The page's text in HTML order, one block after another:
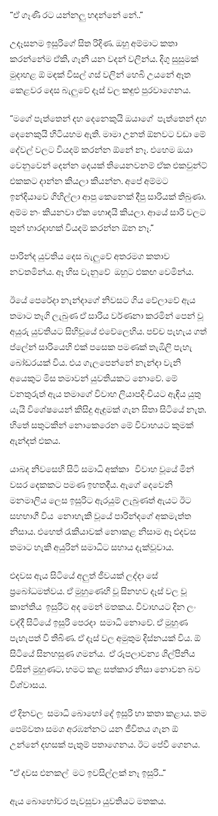
“ඒ ගෑණි රට යන්නලු හදන්නේ නේ..”
උදෑසනම ඉසුරිගේ සිත රිදිණ. ඔහු අම්මාට කතා
කරන්නේම ඒකි, ගෑනි යන වදන් වලින්ය. දිගු සුසුමක්
මුදාහළ ඕ මඳක් විසල් ගස් වලින් හෙබි උයනේ ඈත
කෙළවර දෙස බැලුවේ දෑස් වල කඳුළු පුරවාගෙනය.
“මගේ පැත්තෙන් දහ දෙනෙකුයි ඔයාගේ පැත්තෙන් දහ
දෙනෙකුයි හිටියහම ඇති. මාමා උනත් ඕනවට වඩා මේ
දේවල් වලට වියදම් කරන්න ඕනේ නෑ. එහෙම ඔයා
වෙනුවෙන් දෙන්න දෙයක් තියෙනවනම් ඒක එකවුන්ට්
එකකට දාන්න කියලා කියන්න. අපේ අම්මට
ඉන්දියාවෙ ගිහිල්ලා ආපු කෙනෙක් දීපු සාරියක් තිබුණා.
අම්ම නං කියනවා ඒක හොඳයි කියලා. ආයේ සාරි වලට
තුන් හාරදාහක් වියදම් කරන්න ඕන නෑ.”
පාරින්ද යුවතිය දෙස බැලුවේ අතරමග කතාව
නවතමින්ය. ඈ හිස වැනුවේ ඔහුට එකඟ වෙමින්ය.
ඊයේ පෙරේදා නැන්දාගේ නිවසට ගිය වේලාවේ ඇය
තමාට තෑගි ලැබුණ ඒ සාරිය වර්ණනා කරමින් පෙන් වූ
අයුරු යුවතියට සිහිවූයේ එවේලෙහිය. පච්ච පැහැය ගත්
ප්ලේන් සාරියෙහි එක් පසෙක පමණක් තැඹිලි පැහැ
බෝඩරයක් විය. එය ගැලපෙන්නේ නැන්දා වැනි
අයෙකුට මිස තමාවන් යුවතියකට නොවේ. මේ
වනතුරුත් ඇය තමාගේ විවාහ ලියාපදිංචියට ඇඳිය යුතු
යැයි විශේෂයෙන් කිසිදු ඇඳුමක් ගැන සිතා සිටියේ නැත.
හිතේ සතුටකින් නොකෙරෙන මේ විවාහයට කුමක්
ඇන්දත් එකය.
යාබද නිවසෙහි සිටි සමාධි අක්කා විවාහ වූයේ මින්
වසර දෙකකට පමණ ඉහතදීය. ඇගේ දෙවෙනි
මනමාලිය ලෙස ඉසුරිට ඇරයුම් ලැබුණත් ඇයට ඊට
සහභාගී විය නොහැකි වූයේ පාරින්දගේ අකමැත්ත
නිසාය. එහෙත් රැකියාවක් නොකළ නිසාම ඈ එදවස
තමාට හැකි අයුරින් සමාධිට සහාය දැක්වූවාය.
එදවස ඇය සිටියේ අලුත් ජීවයක් ලද්දා සේ
ප්‍රබෝධමත්වය. ඒ මුහුණෙහි වූ සිනහව දෑස් වල වූ
කාන්තිය ඉසුරිට අද මෙන් මතකය. විවාහයට දින ලං
වද්දී සිටියේ ඉසුරි පෙරදා සමාධි නොවේ. ඒ මුහුණ
පැහැපත් වී තිබිණ. ඒ දෑස් වල අමුතුම දිස්නයක් විය. ඕ
සිටියේ සිනහසුණ ගමන්ය. ඒ රූපලාවන්‍ය ශිල්පිනිය
විසින් මුහුණට, හමට කළ සත්කාර නිසා නොවන බව
විශ්වාසය.
ඒ දිනවල සමාධි බොහෝ දේ ඉසුරි හා කතා කළාය. තම
පෙම්වතා සමග අරඹන්නට යන ජීවිතය ගැන ඕ
උන්නේ දහසක් පැතුම් පතාගෙනය. ඊට පේවී ගෙනය.
“ඒ දවස එනකල් මට ඉවසිල්ලක් නෑ ඉසුරි…”
ඇය බොහෝවර පැවසුවා යුවතියට මතකය.